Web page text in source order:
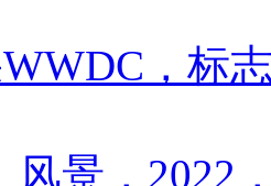
，标